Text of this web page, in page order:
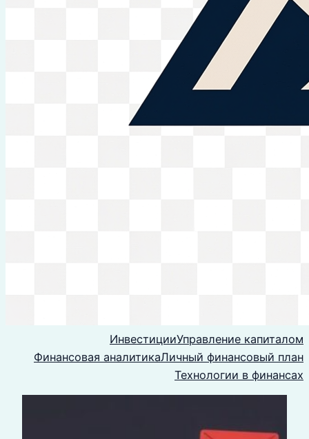
ИнвестицииУправление капиталом
Финансовая аналитикаЛичный финансовый план
Технологии в финансах